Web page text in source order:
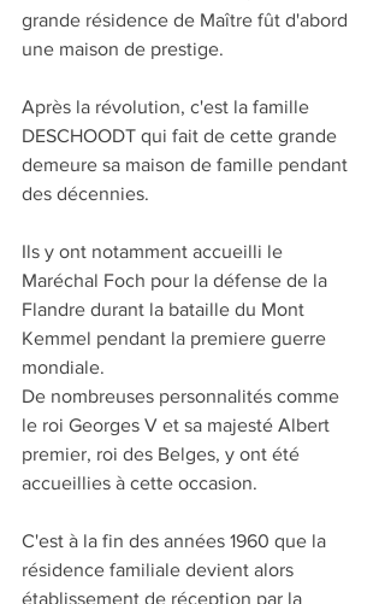
grande résidence de Maître fût d'abord
une maison de prestige.
Après la révolution, c'est la famille
DESCHOODT qui fait de cette grande
demeure sa maison de famille pendant
des décennies.
Ils y ont notamment accueilli le
Maréchal Foch pour la défense de la
Flandre durant la bataille du Mont
Kemmel pendant la premiere guerre
mondiale.
De nombreuses personnalités comme
le roi Georges V et sa majesté Albert
premier, roi des Belges, y ont été
accueillies à cette occasion.
C'est à la fin des années 1960 que la
résidence familiale devient alors
établissement de réception par la